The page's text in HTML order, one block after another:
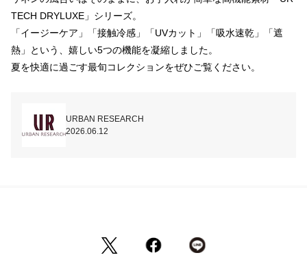
TECH DRYLUXE」シリーズ。
「イージーケア」「接触冷感」「UVカット」「吸水速乾」「遮
熱」という、嬉しい5つの機能を凝縮しました。
夏を快適に過ごす最旬コレクションをぜひご覧ください。
URBAN RESEARCH
2026.06.12